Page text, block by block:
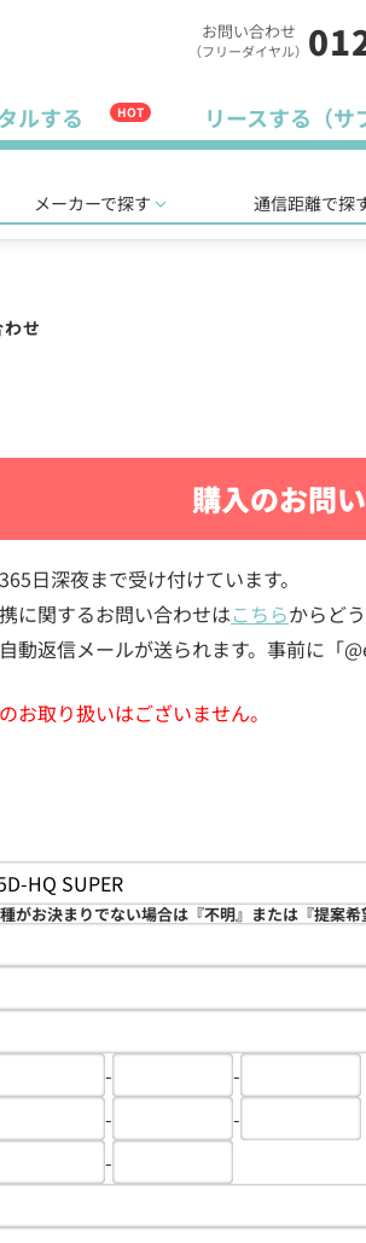
お問い合わせ
（フリーダイヤル）
ルする HOT リースする（サ
メーカーで探す 通信距離で探
せ
購入のお問
日深夜まで受け付けています。
に関するお問い合わせはこちらからどう
動返信メールが送られます。事前に「
取り扱いはございません。
がお決まりでない場合は『不明』または『提案
-
-
-
-
-